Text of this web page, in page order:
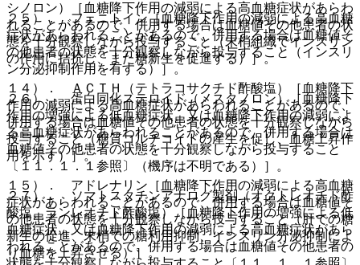
２５）． フェニトイン［血糖降下作用の減弱による高血糖
症状があらわれることがあるので、併用する場合は血糖値そ
の他患者の状態を十分観察しながら投与すること（インスリ
ン分泌抑制作用を有する）］。
２６）． 蛋白同化ステロイド（メスタノロン）［血糖降下
作用の増強による低血糖症状、又は血糖降下作用の減弱によ
る高血糖症状があらわれることがあるので、併用する場合は
血糖値その他患者の状態を十分観察しながら投与すること
〔１１．１．１参照〕（機序は不明である）］。
２７）． ソマトスタチンアナログ製剤（オクトレオチド酢
酸塩、ランレオチド酢酸塩）［血糖降下作用の増強による低
血糖症状、又は血糖降下作用の減弱による高血糖症状があら
われることがあるので、併用する場合は血糖値その他患者の
シノロン）［血糖降下作用の減弱による高血糖症状があらわ
れることがあるので、併用する場合は血糖値その他患者の状
態を十分観察しながら投与すること（末梢組織でインスリン
の作用に拮抗し、また糖新生を促進する）］。
１４）． ＡＣＴＨ（テトラコサクチド酢酸塩）［血糖降下
作用の減弱による高血糖症状があらわれることがあるので、
併用する場合は血糖値その他患者の状態を十分観察しながら
投与すること（糖質コルチコイドの産生を促し、血糖上昇作
用を示す）］。
１５）． アドレナリン［血糖降下作用の減弱による高血糖
症状があらわれることがあるので、併用する場合は血糖値そ
の他患者の状態を十分観察しながら投与すること（肝での糖
新生の促進、末梢での糖利用抑制、インスリン分泌抑制によ
り血糖を上昇させる）］。